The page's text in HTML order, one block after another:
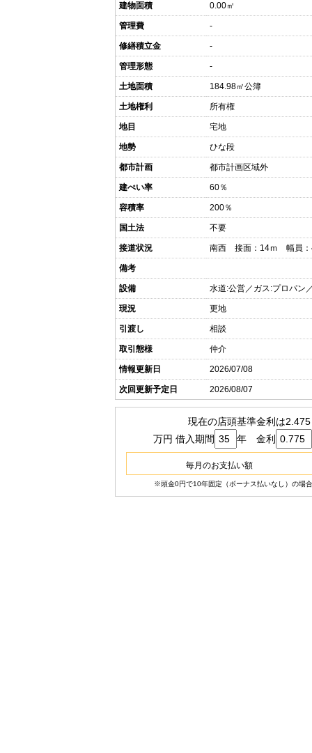
建物面積 0.00㎡
管理費 -
修繕積立金 -
管理形態 -
土地面積 184.98㎡公簿
土地権利 所有権
地目 宅地
地勢 ひな段
都市計画 都市計画区域外
建ぺい率 60％
容積率 200％
国土法 不要
接道状況 南西 接面：14ｍ 幅員
備考
設備 水道:公営／ガス:プロパン
現況 更地
引渡し 相談
取引態様 仲介
情報更新日 2026/07/08
次回更新予定日 2026/08/07
現在の店頭基準金利は
万円 借入期間
年 金利
毎月のお支払い額
※頭金0円で10年固定（ボーナス払いなし）の場